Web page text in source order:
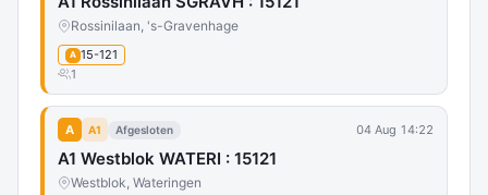
Rossinilaan, 's-Gravenhage
A 15-121
1
A A1 Afgesloten 04 Aug 14:22
A1 Westblok WATERI : 15121
Westblok, Wateringen